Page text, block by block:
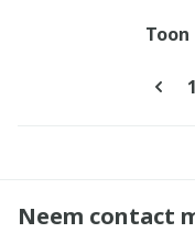
1
Toon
Neem contact